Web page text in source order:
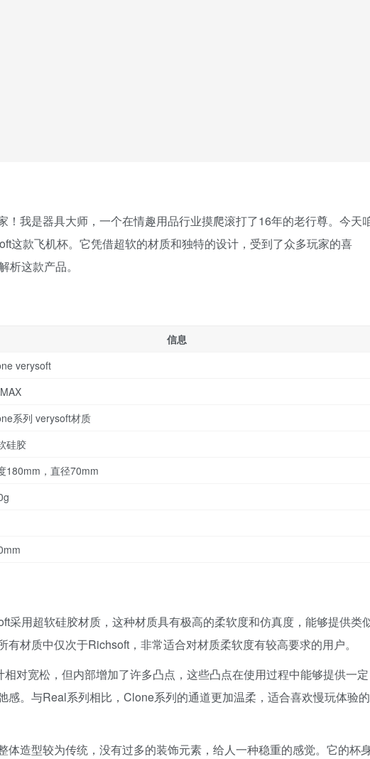
！我是器具大师，一个在情趣用品行业摸爬滚打了16年的老行尊。今天
这款飞机杯。它凭借超软的材质和独特的设计，受到了众多玩家的喜
这款产品。
信息
verysoft
系列 verysoft材质
硅胶
180mm，直径70mm
采用超软硅胶材质，这种材质具有极高的柔软度和仿真度，能够提供类
材质中仅次于Richsoft，非常适合对材质柔软度有较高要求的用户。
对宽松，但内部增加了许多凸点，这些凸点在使用过程中能够提供一定
感。与Real系列相比，Clone系列的通道更加温柔，适合喜欢慢玩体验的
体造型较为传统，没有过多的装饰元素，给人一种稳重的感觉。它的杯